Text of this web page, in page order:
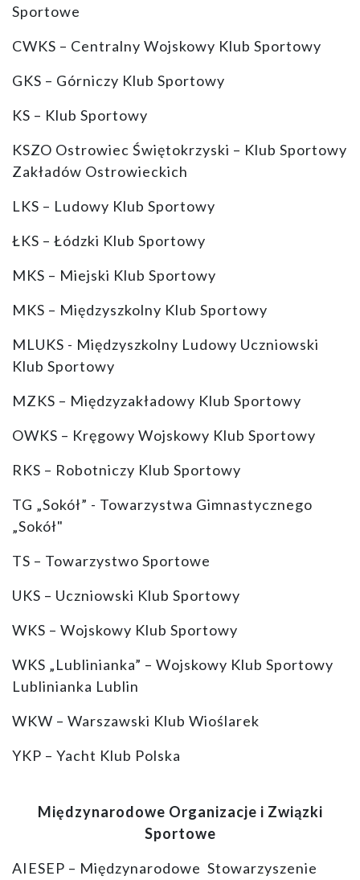
Sportowe
CWKS – Centralny Wojskowy Klub Sportowy
GKS – Górniczy Klub Sportowy
KS – Klub Sportowy
KSZO Ostrowiec Świętokrzyski – Klub Sportowy
Zakładów Ostrowieckich
LKS – Ludowy Klub Sportowy
ŁKS – Łódzki Klub Sportowy
MKS – Miejski Klub Sportowy
MKS – Międzyszkolny Klub Sportowy
MLUKS - Międzyszkolny Ludowy Uczniowski
Klub Sportowy
MZKS – Międzyzakładowy Klub Sportowy
OWKS – Kręgowy Wojskowy Klub Sportowy
RKS – Robotniczy Klub Sportowy
TG „Sokół” - Towarzystwa Gimnastycznego
„Sokół"
TS – Towarzystwo Sportowe
UKS – Uczniowski Klub Sportowy
WKS – Wojskowy Klub Sportowy
WKS „Lublinianka” – Wojskowy Klub Sportowy
Lublinianka Lublin
WKW – Warszawski Klub Wioślarek
YKP – Yacht Klub Polska
Międzynarodowe Organizacje i Związki
Sportowe
AIESEP – Międzynarodowe Stowarzyszenie